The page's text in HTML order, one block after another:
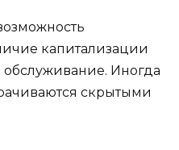
капитализации
Иногда
скрытыми